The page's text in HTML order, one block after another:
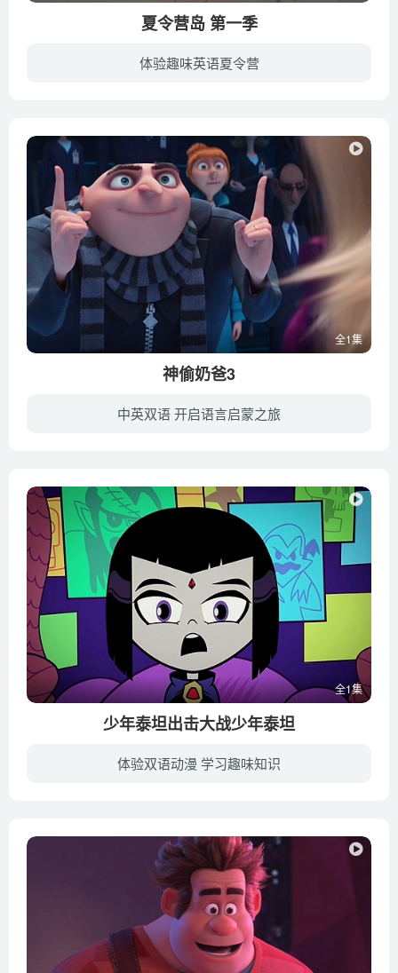
夏令营岛 第一季
体验趣味英语夏令营
全1集
神偷奶爸3
中英双语 开启语言启蒙之旅
全1集
少年泰坦出击大战少年泰坦
体验双语动漫 学习趣味知识